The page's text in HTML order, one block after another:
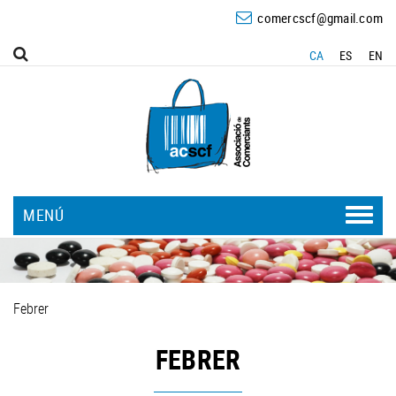
comercscf@gmail.com
CA ES EN
MENÚ
Febrer
FEBRER